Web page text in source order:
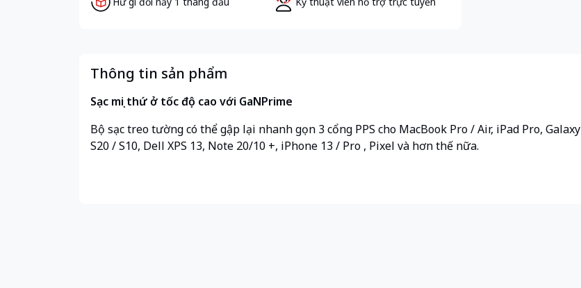
Thông tin sản phẩm
Sạc mọi thứ ở tốc độ cao với GaNPrime
Bộ sạc treo tường có thể gập lại nhanh gọn 3 cổng PPS cho MacBook Pro / Air, iPad Pro, Galaxy
S20 / S10, Dell XPS 13, Note 20/10 +, iPhone 13 / Pro , Pixel và hơn thế nữa.